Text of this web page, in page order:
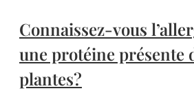
Connaissez-vous
une protéine présente
plantes?